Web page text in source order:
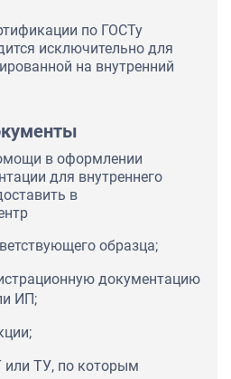
по ГОСТу
исключительно для
на внутренний
в оформлении
для внутреннего
в
образца;
документацию
ИП;
или ТУ, по которым